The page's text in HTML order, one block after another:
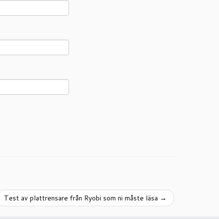
Test av plattrensare från Ryobi som ni måste läsa →